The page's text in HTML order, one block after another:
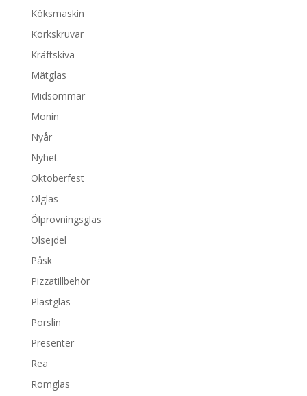
Köksmaskin
Korkskruvar
Kräftskiva
Mätglas
Midsommar
Monin
Nyår
Nyhet
Oktoberfest
Ölglas
Ölprovningsglas
Ölsejdel
Påsk
Pizzatillbehör
Plastglas
Porslin
Presenter
Rea
Romglas